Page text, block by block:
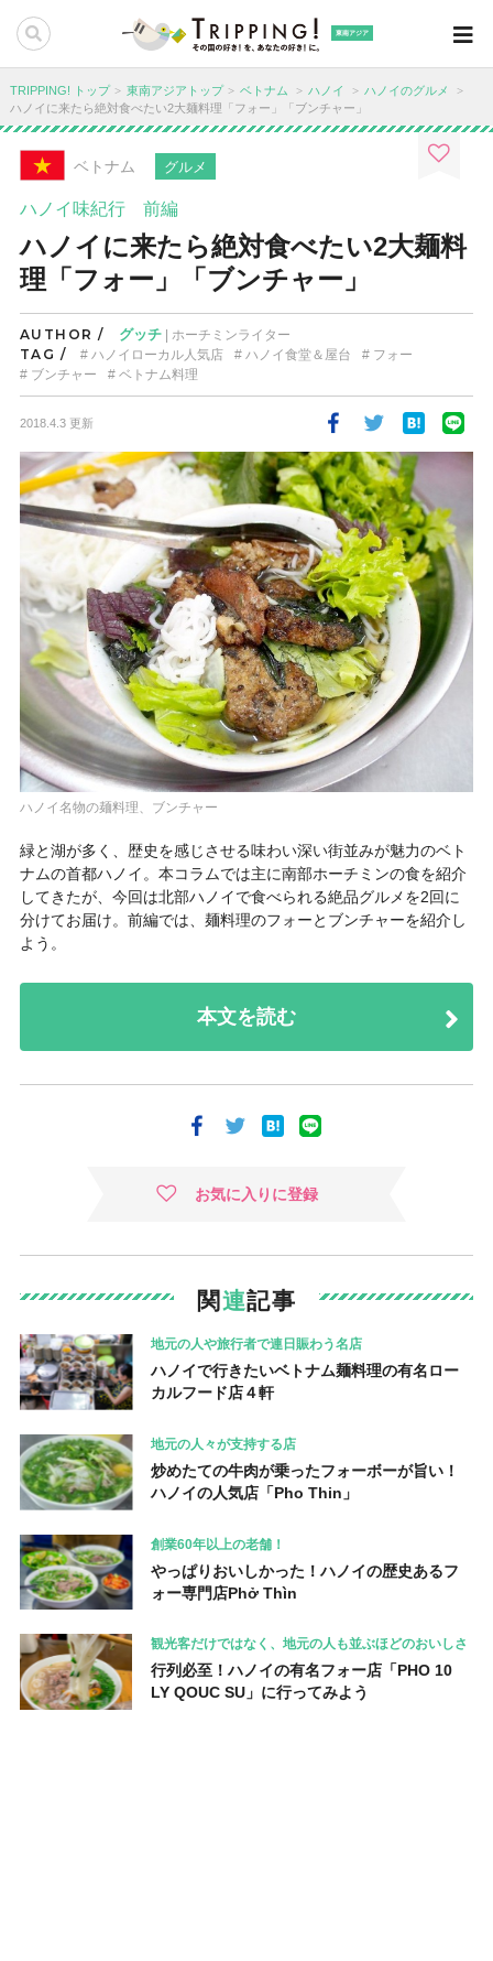
東南アジア
TRIPPING! トップ 東南アジアトップ ベトナム ハノイ
ハノイのグルメ
ハノイに来たら絶対食べたい2大麺料理「フォー」「ブンチャー」
ベトナム グルメ
ハノイ味紀行 前編
ハノイに来たら絶対食べたい2大麺料
理「フォー」「ブンチャー」
AUTHOR / グッチ| ホーチミンライター
TAG / ハノイローカル人気店 ハノイ食堂＆屋台
フォー
ブンチャー
ベトナム料理
2018.4.3 更新
ハノイ名物の麺料理、ブンチャー
緑と湖が多く、歴史を感じさせる味わい深い街並みが魅力のベト
ナムの首都ハノイ 。本コラムでは主に南部ホーチミンの食を紹介
してきたが、今回は北部ハノイで食べられる絶品グルメを2回に
分けてお届け。前編では、麺料理のフォーと ブンチャーを紹介し
よう。
本文を読む
お気に入りに登録
関連記事
地元の人や旅行者で連日賑わう名店
ハノイで行きたいベトナム麺料理の有名ロー
カルフード店４軒
地元の人々が支持する店
炒めたての牛肉が乗ったフォーボーが旨い！
ハノイの人気店「Pho Thin」
創業60年以上の老舗！
やっぱりおいしかった！ハノイの歴史あるフ
ォー専門店Phở Thìn
観光客だけではなく、地元の人も並ぶほどのおいしさ
行列必至！ハノイの有名フォー店「PHO 10
LY QOUC SU」に行ってみよう